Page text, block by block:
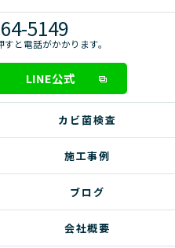
5149
と電話がかかります。
LINE公式
カビ菌検査
施工事例
ブログ
会社概要